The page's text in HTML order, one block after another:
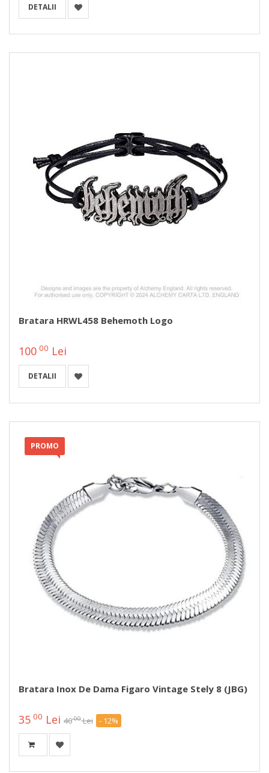
DETALII
Bratara HRWL458 Behemoth Logo
100 00 Lei
DETALII
PROMO
Bratara Inox De Dama Figaro Vintage Stely 8 (JBG)
35 00 Lei 4000 Lei - 12%